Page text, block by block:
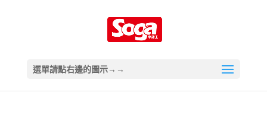
選單請點右邊的圖示→→